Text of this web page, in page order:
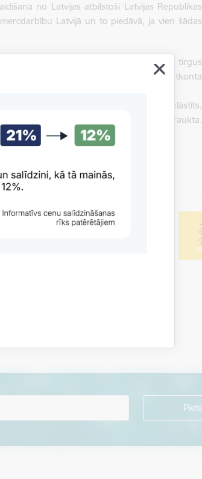
no Latvijas atbilstoši Latvijas Republikas
Latvijā un to piedāvā, ja vien šādas
patērētājiem, Finanšu un kapitāla tirgus
, kura mērķis ir sekmēt pamatkonta
saņemt pamatkonta pakalpojumu, izklāstīts,
pakalpojuma sniegšana var tikt pārtraukta.